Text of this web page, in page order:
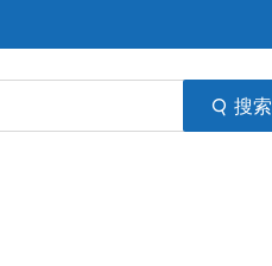
搜索